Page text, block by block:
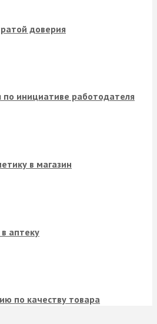
доверия
по инициативе работодателя
в магазин
аптеку
по качеству товара